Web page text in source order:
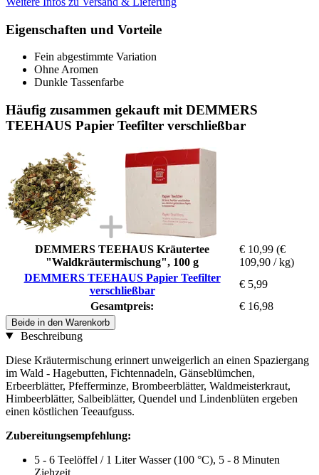
Eigenschaften und Vorteile
Fein abgestimmte Variation
Ohne Aromen
Dunkle Tassenfarbe
Häufig zusammen gekauft mit DEMMERS
TEEHAUS Papier Teefilter verschließbar
DEMMERS TEEHAUS Kräutertee
"Waldkräutermischung", 100 g
€ 10,99 (€
109,90 / kg)
DEMMERS TEEHAUS Papier Teefilter
verschließbar
€ 5,99
Gesamtpreis:
€ 16,98
Beide in den Warenkorb
Beschreibung
Diese Kräutermischung erinnert unweigerlich an einen Spaziergang
im Wald - Hagebutten, Fichtennadeln, Gänseblümchen,
Erbeerblätter, Pfefferminze, Brombeerblätter, Waldmeisterkraut,
Himbeerblätter, Salbeiblätter, Quendel und Lindenblüten ergeben
einen köstlichen Teeaufguss.
Zubereitungsempfehlung:
5 - 6 Teelöffel / 1 Liter Wasser (100 °C), 5 - 8 Minuten
Ziehzeit